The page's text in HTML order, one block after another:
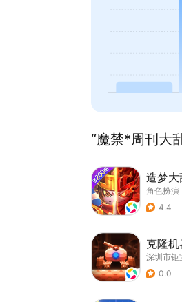
“魔禁*周刊大
造梦大
角色扮演
4.4
克隆
深圳市钜
0.0